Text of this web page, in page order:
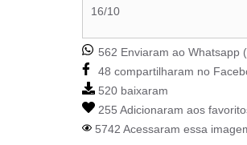
16/10
562 Enviaram ao Whatsapp
48 compartilharam no
520 baixaram
255 Adicionaram aos
5742 Acessaram essa